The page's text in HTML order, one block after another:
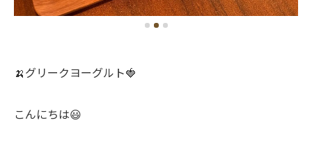
🍌グリークヨーグルト🍓
こんにちは😃